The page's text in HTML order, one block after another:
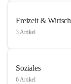
Freizeit &
3 Artikel
Soziales
6 Artikel